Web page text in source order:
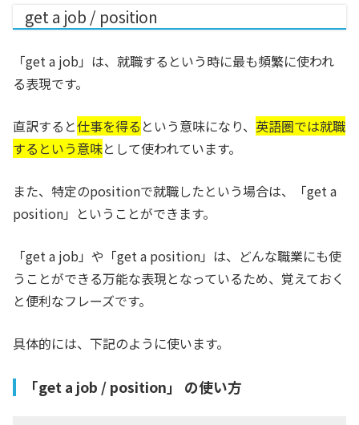
get a job / position
「get a job」は、就職するという時に最も頻繁に使われ
る表現です。
直訳すると仕事を得る という意味になり、 英語圏では就職
するという意味として使われています。
また、特定のpositionで就職したという場合は、「get a
position」ということができます。
「get a job」や「get a position」は、どんな職業にも使
うことができる万能な表現となっているため、覚えておく
と便利なフレーズです。
具体的には、下記のように使います。
「get a job / position」 の使い方